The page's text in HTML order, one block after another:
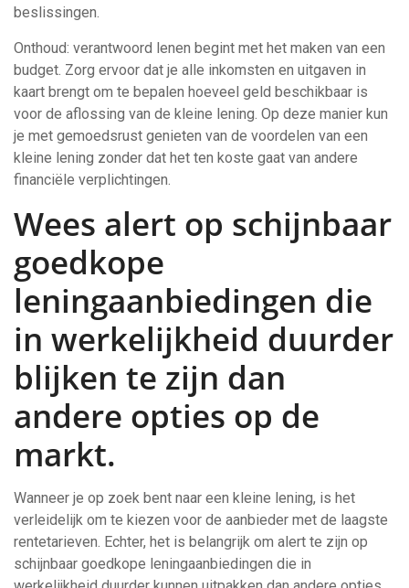
beslissingen.
Onthoud: verantwoord lenen begint met het maken van een
budget. Zorg ervoor dat je alle inkomsten en uitgaven in
kaart brengt om te bepalen hoeveel geld beschikbaar is
voor de aflossing van de kleine lening. Op deze manier kun
je met gemoedsrust genieten van de voordelen van een
kleine lening zonder dat het ten koste gaat van andere
financiële verplichtingen.
Wees alert op schijnbaar
goedkope
leningaanbiedingen die
in werkelijkheid duurder
blijken te zijn dan
andere opties op de
markt.
Wanneer je op zoek bent naar een kleine lening, is het
verleidelijk om te kiezen voor de aanbieder met de laagste
rentetarieven. Echter, het is belangrijk om alert te zijn op
schijnbaar goedkope leningaanbiedingen die in